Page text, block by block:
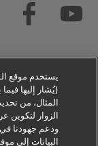
يستخدم موقع
(يُشار إليها
المثال، من
الزوار لتكوين
ودعم جهودنا
البيانات إلى